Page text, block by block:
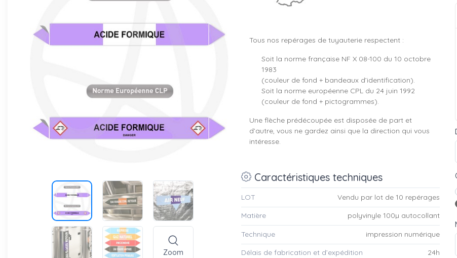
Zoom
Tous nos repérages de tuyauterie respectent :
Soit la norme française NF X 08-100 du 10 octobre
1983
(couleur de fond + bandeaux d’identification).
Soit la norme européenne CPL du 24 juin 1992
(couleur de fond + pictogrammes).
Une flèche prédécoupée est disposée de part et
d’autre, vous ne gardez ainsi que la direction qui vous
intéresse.
Caractéristiques techniques
LOT Vendu par lot de 10 repérages
Matière polyvinyle 100µ autocollant
Technique impression numérique
Délais de fabrication et d’expédition 24h